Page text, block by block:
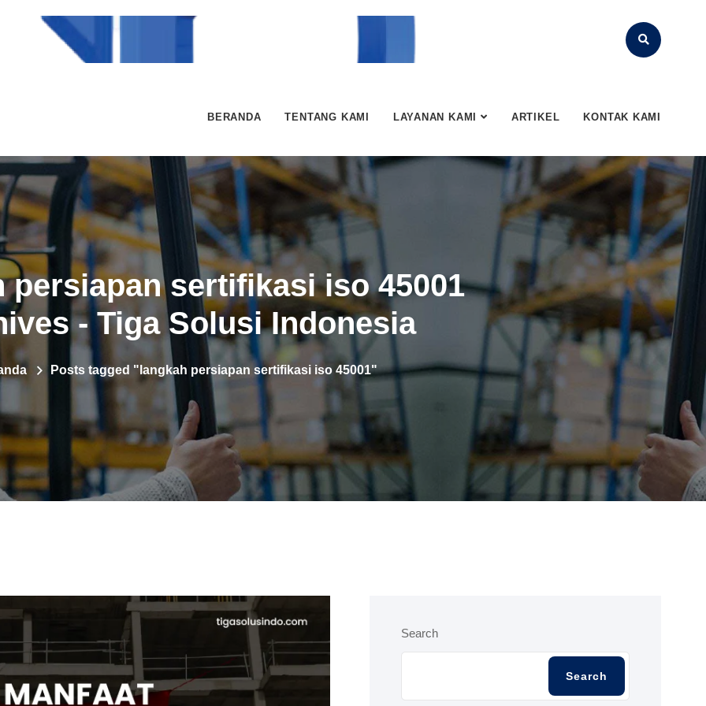
BERANDA TENTANG KAMI LAYANAN KAMI ARTIKEL KONTAK KAMI
persiapan sertifikasi iso 45001
- Tiga Solusi Indonesia
Posts tagged "langkah persiapan sertifikasi iso 45001"
Search
Search